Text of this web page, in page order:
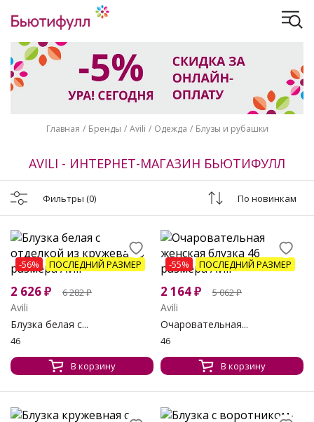
Главная Бренды Avili Одежда Блузы и рубашки
AVILI - ИНТЕРНЕТ-МАГАЗИН БЬЮТИФУЛЛ
Фильтры (0) По новинкам
-56% ПОСЛЕДНИЙ РАЗМЕР
2 626₽ 6 282₽
Avili
Блузка белая с...
46
В корзину
-55% ПОСЛЕДНИЙ РАЗМЕР
2 164₽ 5 062₽
Avili
Очаровательная...
46
В корзину